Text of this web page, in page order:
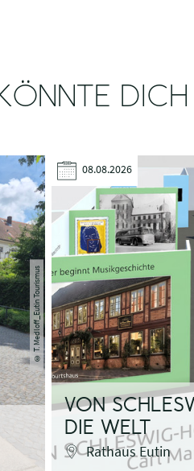
DICH
©
T. Medloff_Eutin Tourismus
08.08.2026
VON
DIE WELT
Rathaus Eutin